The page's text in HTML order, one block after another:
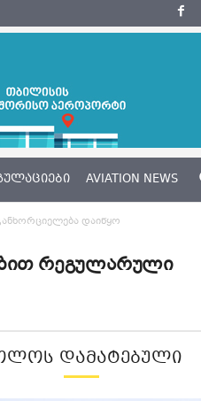
AVIATION NEWS
დაიწყო
რეგულარული
ᲓᲐᲛᲐᲢᲔᲑᲣᲚᲘ